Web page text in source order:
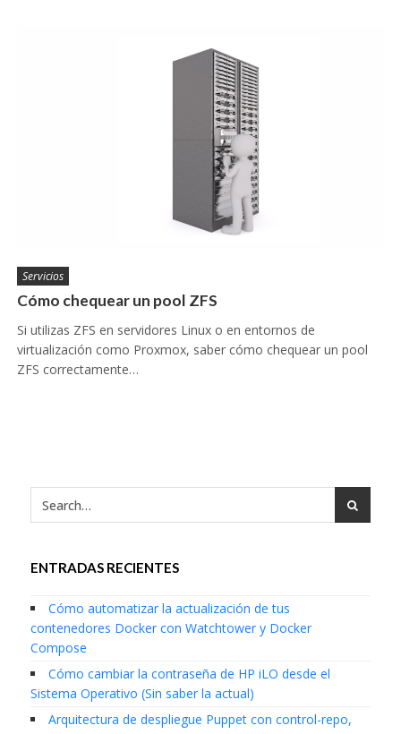
Servicios
Cómo chequear un pool ZFS
Si utilizas ZFS en servidores Linux o en entornos de
virtualización como Proxmox, saber cómo chequear un pool
ZFS correctamente…
ENTRADAS RECIENTES
Cómo automatizar la actualización de tus
contenedores Docker con Watchtower y Docker
Compose
Cómo cambiar la contraseña de HP iLO desde el
Sistema Operativo (Sin saber la actual)
Arquitectura de despliegue Puppet con control-repo,